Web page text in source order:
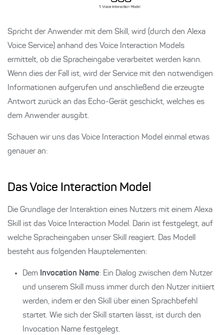
Spricht der Anwender mit dem Skill, wird (durch den Alexa
Voice Service) anhand des Voice Interaction Models
ermittelt, ob die Spracheingabe verarbeitet werden kann.
Wenn dies der Fall ist, wird der Service mit den notwendigen
Informationen aufgerufen und anschließend die erzeugte
Antwort zurück an das Echo-Gerät geschickt, welches es
dem Anwender ausgibt.
Schauen wir uns das Voice Interaction Model einmal etwas
genauer an:
Das Voice Interaction Model
Die Grundlage der Interaktion eines Nutzers mit einem Alexa
Skill ist das Voice Interaction Model. Darin ist festgelegt, auf
welche Spracheingaben unser Skill reagiert. Das Modell
besteht aus folgenden Hauptelementen:
Dem Invocation Name: Ein Dialog zwischen dem Nutzer
und unserem Skill muss immer durch den Nutzer initiiert
werden, indem er den Skill über einen Sprachbefehl
startet. Wie sich der Skill starten lässt, ist durch den
Invocation Name festgelegt.